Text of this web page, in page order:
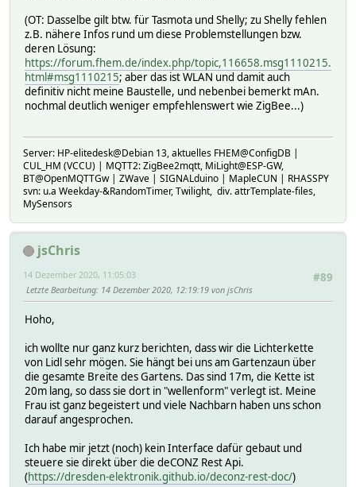
(OT: Dasselbe gilt btw. für Tasmota und Shelly; zu Shelly fehlen
z.B. nähere Infos rund um diese Problemstellungen bzw.
deren Lösung:
https://forum.fhem.de/index.php/topic,116658.msg1110215.
html#msg1110215; aber das ist WLAN und damit auch
definitiv nicht meine Baustelle, und nebenbei bemerkt mAn.
nochmal deutlich weniger empfehlenswert wie ZigBee...)
Server: HP-elitedesk@Debian 13, aktuelles FHEM@ConfigDB |
CUL_HM (VCCU) | MQTT2: ZigBee2mqtt, MiLight@ESP-GW,
BT@OpenMQTTGw | ZWave | SIGNALduino | MapleCUN | RHASSPY
svn: u.a Weekday-&RandomTimer, Twilight, div. attrTemplate-files,
MySensors
jsChris
#89
14 Dezember 2020, 11:05:03
Letzte Bearbeitung: 14 Dezember 2020, 12:19:19 von jsChris
Hoho,
ich wollte nur ganz kurz berichten, dass wir die Lichterkette
von Lidl sehr mögen. Sie hängt bei uns am Gartenzaun über
die gesamte Breite des Gartens. Das sind 17m, die Kette ist
20m lang, so dass sie dort in "wellenform" verlegt ist. Meine
Frau ist ganz begeistert und viele Nachbarn haben uns schon
darauf angesprochen.
Ich habe mir jetzt (noch) kein Interface dafür gebaut und
steuere sie direkt über die deCONZ Rest Api.
(https://dresden-elektronik.github.io/deconz-rest-doc/)